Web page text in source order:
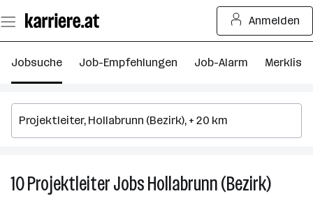
Seiteninhalt
springen
Anmelden
Jobsuche Job-Empfehlungen Job-Alarm Merkliste
10ProjektleiterJobsHollabrunn (Bezirk)10